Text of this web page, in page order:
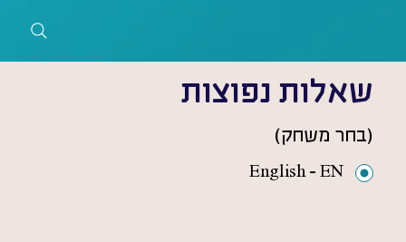
שאלות נפוצות
(בחר משחק)
English - EN